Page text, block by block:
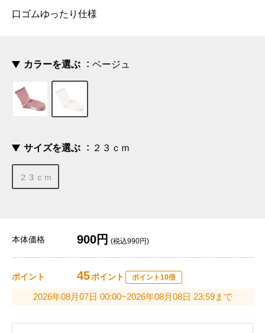
口ゴムゆったり仕様
カラーを選ぶ ベージュ
サイズを選ぶ ２３ｃｍ
２３ｃｍ
本体価格 900円 (税込990円)
ポイント 45ポイント ポイント10倍
2026年08月07日 00:00~2026年08月08日 23:59まで